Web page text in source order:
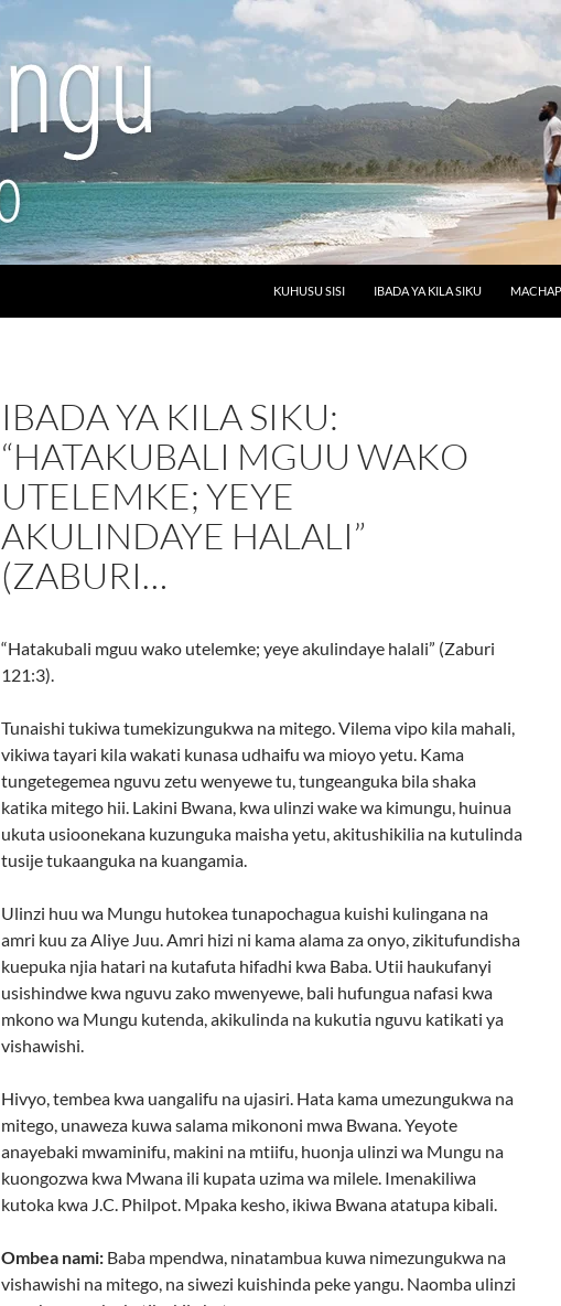
KUHUSU SISI
IBADA YA KILA SIKU
IBADA YA KILA SIKU:
“HATAKUBALI MGUU WAKO
UTELEMKE; YEYE
AKULINDAYE HALALI”
(ZABURI…
“Hatakubali mguu wako utelemke; yeye akulindaye halali” (Zaburi
121:3).
Tunaishi tukiwa tumekizungukwa na mitego. Vilema vipo kila mahali,
vikiwa tayari kila wakati kunasa udhaifu wa mioyo yetu. Kama
tungetegemea nguvu zetu wenyewe tu, tungeanguka bila shaka
katika mitego hii. Lakini Bwana, kwa ulinzi wake wa kimungu, huinua
ukuta usioonekana kuzunguka maisha yetu, akitushikilia na kutulinda
tusije tukaanguka na kuangamia.
Ulinzi huu wa Mungu hutokea tunapochagua kuishi kulingana na
amri kuu za Aliye Juu. Amri hizi ni kama alama za onyo, zikitufundisha
kuepuka njia hatari na kutafuta hifadhi kwa Baba. Utii haukufanyi
usishindwe kwa nguvu zako mwenyewe, bali hufungua nafasi kwa
mkono wa Mungu kutenda, akikulinda na kukutia nguvu katikati ya
vishawishi.
Hivyo, tembea kwa uangalifu na ujasiri. Hata kama umezungukwa na
mitego, unaweza kuwa salama mikononi mwa Bwana. Yeyote
anayebaki mwaminifu, makini na mtiifu, huonja ulinzi wa Mungu na
kuongozwa kwa Mwana ili kupata uzima wa milele. Imenakiliwa
kutoka kwa J.C. Philpot. Mpaka kesho, ikiwa Bwana atatupa kibali.
Ombea nami: Baba mpendwa, ninatambua kuwa nimezungukwa na
vishawishi na mitego, na siwezi kuishinda peke yangu. Naomba ulinzi